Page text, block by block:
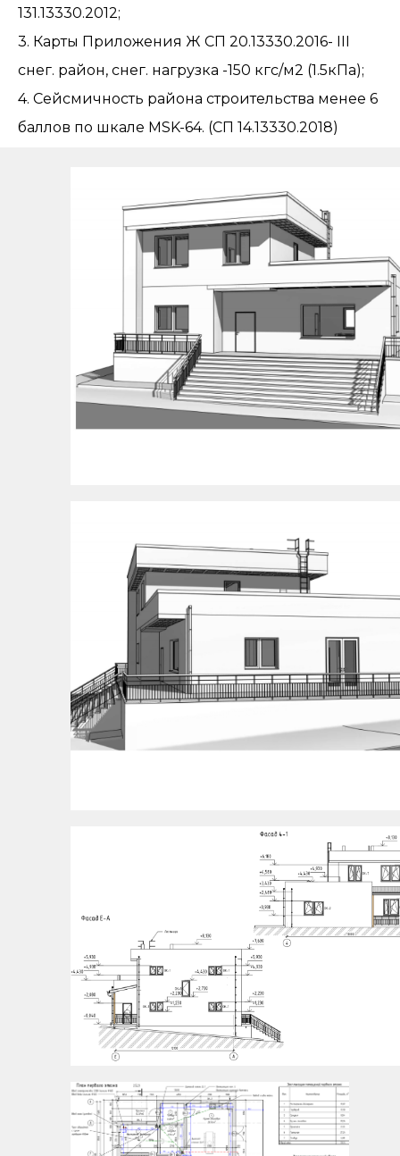
131.13330.2012;
3. Карты Приложения Ж СП 20.13330.2016- III
снег. район, снег. нагрузка -150 кгс/м2 (1.5кПа);
4. Сейсмичность района строительства менее 6
баллов по шкале MSK-64. (СП 14.13330.2018)